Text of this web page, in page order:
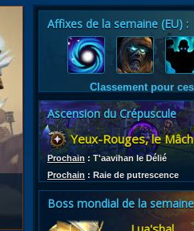
d'armures
Affixes de la semaine (EU) :
Classement pour
Ascension du Crépuscule
Yeux-Rouges, le
Prochain : T'aavihan le Délié
Prochain : Raie de putrescence
Boss mondial de la semaine